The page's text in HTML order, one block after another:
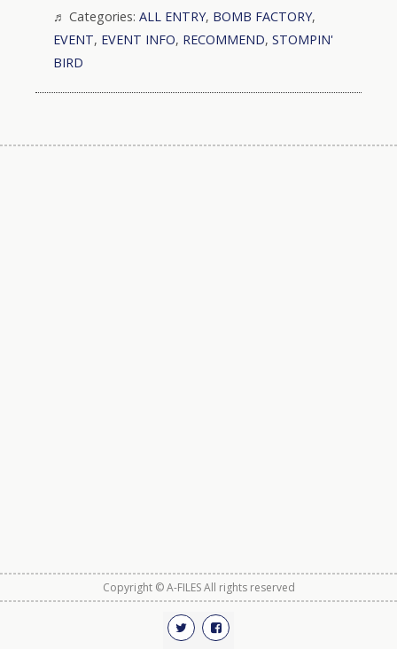
Categories: ALL ENTRY, BOMB FACTORY,
EVENT, EVENT INFO, RECOMMEND, STOMPIN'
BIRD
Copyright © A-FILES All rights reserved